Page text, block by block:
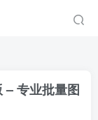
专业批量图